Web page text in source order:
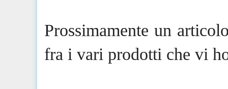
Prossimamente un
fra i vari prodotti che vi